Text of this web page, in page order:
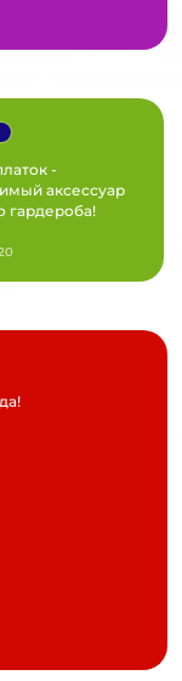
-
аксессуар
гардероба!